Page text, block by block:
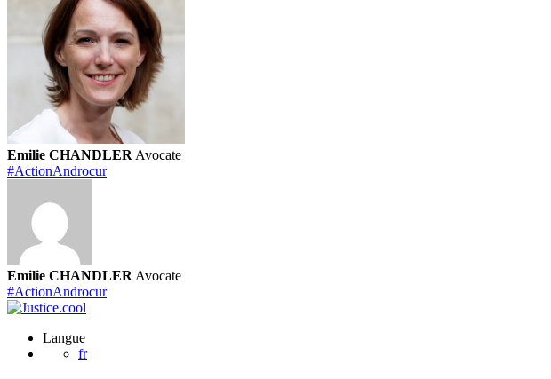
Emilie CHANDLER Avocate
#ActionAndrocur
Emilie CHANDLER Avocate
#ActionAndrocur
Langue
fr